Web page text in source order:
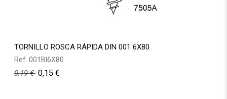
TORNILLO ROSCA RÁPIDA DIN 001 6X80
Ref. 001BI6X80
0,19€ 0,15 €